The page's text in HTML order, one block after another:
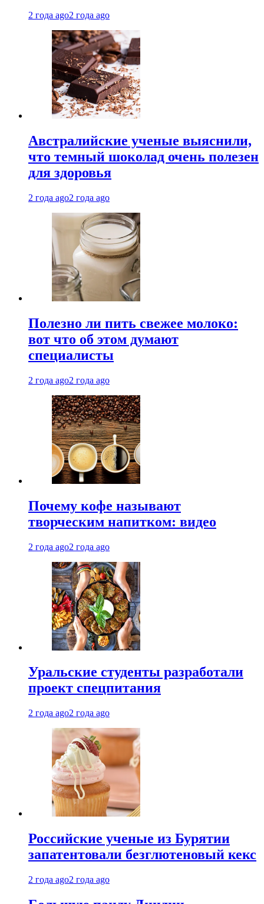
2 года ago2 года ago
Австралийские ученые выяснили,
что темный шоколад очень полезен
для здоровья
2 года ago2 года ago
Полезно ли пить свежее молоко:
вот что об этом думают
специалисты
2 года ago2 года ago
Почему кофе называют
творческим напитком: видео
2 года ago2 года ago
Уральские студенты разработали
проект спецпитания
2 года ago2 года ago
Российские ученые из Бурятии
запатентовали безглютеновый кекс
2 года ago2 года ago